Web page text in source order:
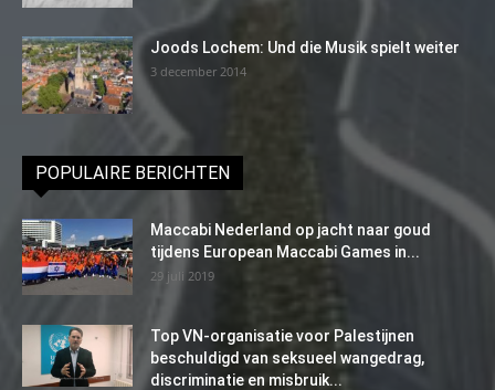
Joods Lochem: Und die Musik spielt weiter
3 december 2014
POPULAIRE BERICHTEN
Maccabi Nederland op jacht naar goud
tijdens European Maccabi Games in...
29 juli 2019
Top VN-organisatie voor Palestijnen
beschuldigd van seksueel wangedrag,
discriminatie en misbruik...